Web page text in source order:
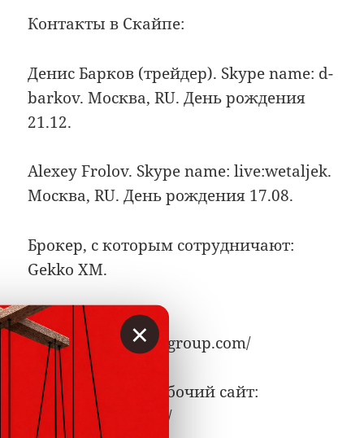
Контакты в Скайпе:
Денис Барков (трейдер). Skype name: d-
barkov. Москва, RU. День рождения
21.12.
Alexey Frolov. Skype name: live:wetaljek.
Москва, RU. День рождения 17.08.
Брокер, с которым сотрудничают:
Gekko XM.
Сайт компании:
multiplyconsultinggroup.com/
Второй, новый рабочий сайт:
richclubgroup.com/
×